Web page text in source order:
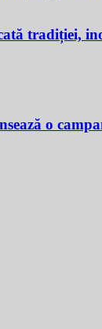
tradiției,
o